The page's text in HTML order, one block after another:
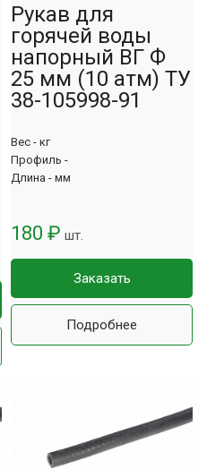
Рукав для
горячей воды
напорный ВГ Ф
25 мм (10 атм) ТУ
38-105998-91
Вес - кг
Профиль -
Длина - мм
180 ₽ шт.
Заказать
Подробнее